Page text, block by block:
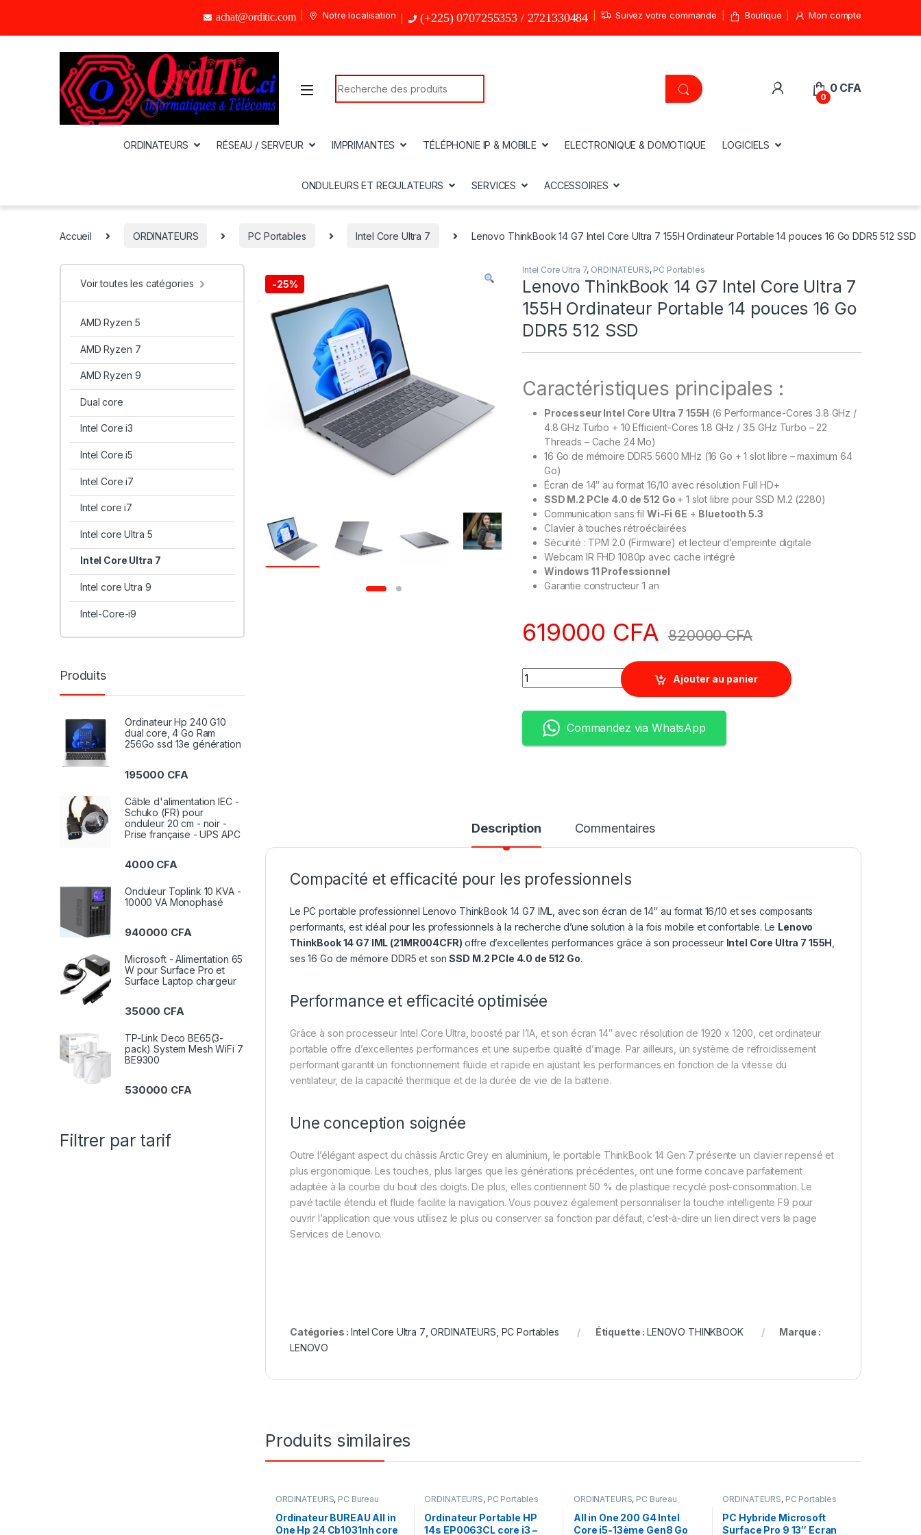
achat@orditic.com Notre localisation (+225) 0707255353 / 2721330484 Suivez votre commande Boutique Mon compte
Search for:
0
0 CFA
ORDINATEURS RÉSEAU / SERVEUR IMPRIMANTES TÉLÉPHONIE IP & MOBILE ELECTRONIQUE & DOMOTIQUE LOGICIELS
ONDULEURS ET REGULATEURS SERVICES ACCESSOIRES
Accueil ORDINATEURS PC Portables Intel Core Ultra 7 Lenovo ThinkBook 14 G7 Intel Core Ultra 7 155H Ordinateur Portable 14 pouces 16 Go DDR5 512 SSD
-25%
Intel Core Ultra 7, ORDINATEURS, PC Portables
Lenovo ThinkBook 14 G7 Intel Core Ultra 7
155H Ordinateur Portable 14 pouces 16 Go
DDR5 512 SSD
Caractéristiques principales :
Processeur Intel Core Ultra 7 155H (6 Performance-Cores 3.8 GHz /
4.8 GHz Turbo + 10 Efficient-Cores 1.8 GHz / 3.5 GHz Turbo – 22
Threads – Cache 24 Mo)
16 Go de mémoire DDR5 5600 MHz (16 Go + 1 slot libre – maximum 64
Go)
Écran de 14″ au format 16/10 avec résolution Full HD+
SSD M.2 PCIe 4.0 de 512 Go + 1 slot libre pour SSD M.2 (2280)
Communication sans fil Wi-Fi 6E + Bluetooth 5.3
Clavier à touches rétroéclairées
Sécurité : TPM 2.0 (Firmware) et lecteur d’empreinte digitale
Webcam IR FHD 1080p avec cache intégré
Windows 11 Professionnel
Garantie constructeur 1 an
619000 CFA 820000CFA
Quantity
Ajouter au panier
Commandez via WhatsApp
Description Commentaires
Compacité et efficacité pour les professionnels
Le PC portable professionnel Lenovo ThinkBook 14 G7 IML, avec son écran de 14″ au format 16/10 et ses composants
performants, est idéal pour les professionnels à la recherche d’une solution à la fois mobile et confortable. Le Lenovo
ThinkBook 14 G7 IML (21MR004CFR) offre d’excellentes performances grâce à son processeur Intel Core Ultra 7 155H
ses 16 Go de mémoire DDR5 et sonSSD M.2 PCIe 4.0 de 512 Go.
Performance et efficacité optimisée
Grâce à son processeur Intel Core Ultra, boosté par l’IA, et son écran 14″ avec résolution de 1920 x 1200, cet ordinateur
portable offre d’excellentes performances et une superbe qualité d’image. Par ailleurs, un système de refroidissement
performant garantit un fonctionnement fluide et rapide en ajustant les performances en fonction de la vitesse du
ventilateur, de la capacité thermique et de la durée de vie de la batterie.
Une conception soignée
Outre l’élégant aspect du châssis Arctic Grey en aluminium, le portable ThinkBook 14 Gen 7 présente un clavier repensé et
plus ergonomique. Les touches, plus larges que les générations précédentes, ont une forme concave parfaitement
adaptée à la courbe du bout des doigts. De plus, elles contiennent 50 % de plastique recyclé post-consommation. Le
pavé tactile étendu et fluide facilite la navigation. Vous pouvez également personnaliser la touche intelligente F9 pour
ouvrir l’application que vous utilisez le plus ou conserver sa fonction par défaut, c’est-à-dire un lien direct vers la page
Services de Lenovo.
Catégories :Intel Core Ultra 7 ,ORDINATEURS PC Portables Étiquette : LENOVO THINKBOOK
Marque :
LENOVO
Produits similaires
ORDINATEURS, PC Bureau
Ordinateur BUREAU All in
One Hp 24 Cb1031nh core
ORDINATEURS, PC Portables
Ordinateur Portable HP
14s EP0063CL core i3 –
ORDINATEURS, PC Bureau
All in One 200 G4 Intel
Core i5-13ème Gen8 Go
ORDINATEURS, PC Portables
PC Hybride Microsoft
Surface Pro 9 13″ Ecran
Voir toutes les catégories
AMD Ryzen 5
AMD Ryzen 7
AMD Ryzen 9
Dual core
Intel Core i3
Intel Core i5
Intel Core i7
Intel core i7
Intel core Ultra 5
Intel Core Ultra 7
Intel core Utra 9
Intel-Core-i9
Produits
Ordinateur Hp 240 G10
dual core, 4 Go Ram
256Go ssd 13e génération
195000 CFA
Câble d'alimentation IEC -
Schuko (FR) pour
onduleur 20 cm - noir -
Prise française - UPS APC
4000 CFA
Onduleur Toplink 10 KVA -
10000 VA Monophasé
940000 CFA
Microsoft - Alimentation 65
W pour Surface Pro et
Surface Laptop chargeur
35000 CFA
TP-Link Deco BE65(3-
pack) System Mesh WiFi 7
BE9300
530000 CFA
Filtrer par tarif